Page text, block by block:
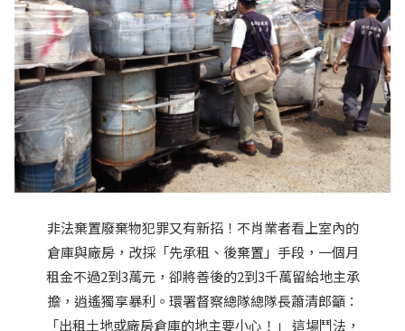
非法棄置廢棄物犯罪又有新招！不肖業者看上室內的
倉庫與廠房，改採「先承租、後棄置」手段，一個月
租金不過2到3萬元，卻將善後的2到3千萬留給地主承
擔，逍遙獨享暴利。環署督察總隊總隊長蕭清郎籲：
「出租土地或廠房倉庫的地主要小心！」 這場鬥法，